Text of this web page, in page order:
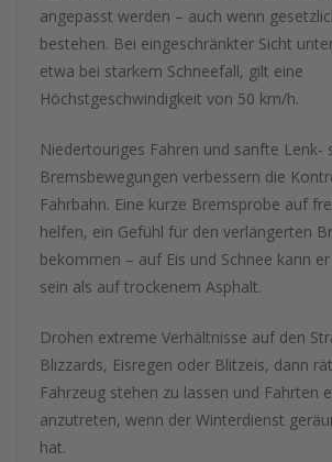
angepasst werden – auch wenn
bestehen. Bei eingeschränkter Sicht
etwa bei starkem Schneefall, gilt eine
Höchstgeschwindigkeit von 50 km/h.
Niedertouriges Fahren und sanfte Lenk-
Bremsbewegungen verbessern die
Fahrbahn. Eine kurze Bremsprobe auf
helfen, ein Gefühl für den verlängerten
bekommen – auf Eis und Schnee kann
sein als auf trockenem Asphalt.
Drohen extreme Verhältnisse auf den
Blizzards, Eisregen oder Blitzeis, dann
Fahrzeug stehen zu lassen und Fahrten
anzutreten, wenn der Winterdienst
hat.